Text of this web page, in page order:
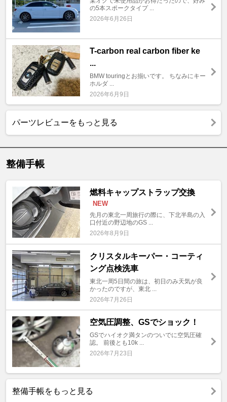
の5本スポークタイプ ...
2026年6月26日
T-carbon real carbon fiber ke
...
BMW touringとお揃いです。 ちなみにキー
ホルダ ...
2026年6月9日
パーツレビューをもっと見る
整備手帳
燃料キャップストラップ交換
NEW
先月の東北一周旅行の際に、下北半島の入
口付近の野辺地のGS ...
2026年8月9日
クリスタルキーパー・コーティ
ング点検洗車
東北一周5日間の旅は、初日のみ天気が良
かったのですが、東北 ...
2026年7月26日
空気圧調整、GSでショック！
GSでハイオク満タンのついでに空気圧確
認。 前後とも10k ...
2026年7月23日
整備手帳をもっと見る